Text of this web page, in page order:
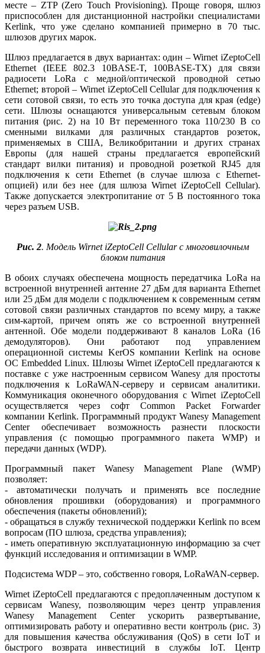
месте – ZTP (Zero Touch Provisioning). Проще говоря, шлюз
приспособлен для дистанционной настройки специалистами
Kerlink, что уже сделано компанией примерно в 70 тыс.
шлюзов других марок.
Шлюз предлагается в двух вариантах: один – Wirnet iZeptoCell
Ethernet (IEEE 802.3 10BASE-T, 100BASE-TX) для связи
радиосети LoRa с медной/оптической проводной сетью
Ethernet; второй – Wirnet iZeptoCell Cellular для подключения к
се­ти сотовой связи, то есть это точка доступа для края (edge)
се­ти. Шлюзы оснащаются универсальным сетевым блоком
питания (рис. 2) на 10 Вт переменного то­ка 110/230 В со
сменными вилками для различных стандартов розеток,
применяемых в США, Великобритании и других странах
Европы (для нашей страны предлагается европейский
стандарт вилки питания) и проводной розеткой RJ45 для
подключения к се­ти Ethernet (в случае шлюза с Ethernet-
опцией) или без нее (для шлюза Wirnet iZeptoСell Cellular).
Также допускается электропитание от 5 В постоянного то­ка
через разъем USB.
Рис. 2. Модель Wirnet iZeptoCell Cellular с многовилочным
блоком питания
В обоих случаях обеспечена мощность передатчика LoRa на
встроенной внутренней антенне 27 дБм для варианта Ethernet
или 25 дБм для модели с подключением к современным сетям
сотовой связи различных стандартов по всему ми­ру, а также
сим-картой, причем опять же со встроенной внутренней
антенной. Обе модели поддерживают 8 каналов LoRa (16
демодуляторов). Они работают под управлением
операционной системы KerOS компании Kerlink на основе
ОС Embedded Linux. Шлюзы Wirnet iZeptoСell предлагаются к
поставке с уже настроенным сервисом Wanesy для простоты
подключения к LoRaWAN-серверу и сервисам аналитики.
Коммуникация оконечного оборудования с Wirnet iZep­to­Сell
осуществляется через софт Common Packet Forwarder
компании Kerlink. Программный продукт Wanesy Ma­na­ge­ment
Center обеспечивает возможность разнести плоскости
управления (с помощью программного пакета WMP) и
передачи данных (WDP).
Программный пакет Wanesy Ma­na­ge­ment Plane (WMP)
позволяет:
- автоматически получать и применять все последние
обновления прошивки (оборудования) и программного
обеспечения (пакеты обновлений);
- обращаться в службу технической поддержки Kerlink по всем
вопросам (ПО шлюза, средства управления);
- иметь оперативную эксплуатационную информацию за счет
функций исследования и оптимизации в WMP.
Подсистема WDP – это, собственно говоря, LoRaWAN-сервер.
Wirnet iZeptoСell предлагаются с предоплаченным доступом к
сервисам Wanesy, позволяющим через центр управления
Wanesy Ma­na­ge­ment Center ускорить развертывание,
оптимизировать работу и оперативно вести контроль (рис. 3)
для повышения качества обслуживания (QoS) в се­ти IoT и
быстрого возврата инвестиций в службы IoT. Центр